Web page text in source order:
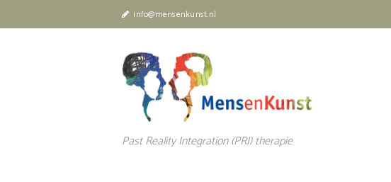
info@mensenkunst.nl
Past Reality Integration (PRI) therapie